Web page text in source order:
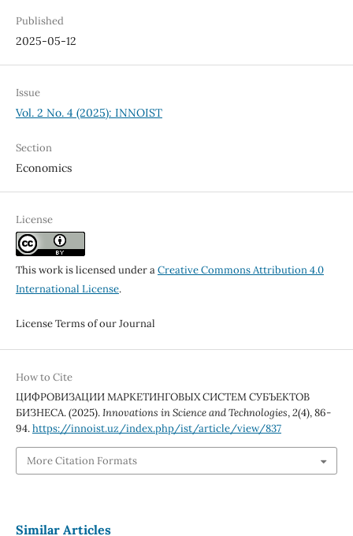
Published
2025-05-12
Issue
Vol. 2 No. 4 (2025): INNOIST
Section
Economics
License
This work is licensed under aCreative Commons Attribution 4.0
International License.
License Terms of our Journal
How to Cite
ЦИФРОВИЗАЦИИ МАРКЕТИНГОВЫХ СИСТЕМ СУБЪЕКТОВ
БИЗНЕСА. (2025).Innovations in Science and Technologies,2(4), 86-
94.https://innoist.uz/index.php/ist/article/view/837
More Citation Formats
Similar Articles